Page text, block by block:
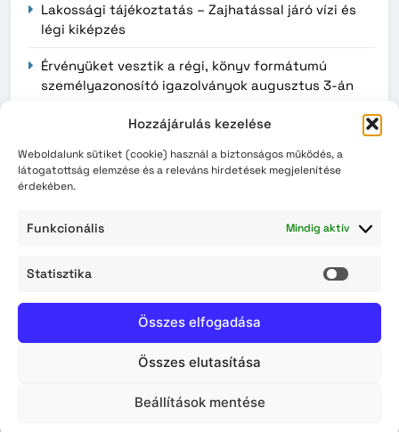
Hozzájárulás kezelése
Weboldalunk sütiket (cookie) használ a biztonságos működés, a
látogatottság elemzése és a releváns hirdetések megjelenítése
érdekében.
Funkcionális Mindig aktív
Statisztika
Összes elfogadása
Összes elutasítása
Beállítások mentése
Lakossági tájékoztatás – Zajhatással járó vízi és
légi kiképzés
Érvényüket vesztik a régi, könyv formátumú
személyazonosító igazolványok augusztus 3-án
Archívum
2026. augusztus
2026. július
2026. május